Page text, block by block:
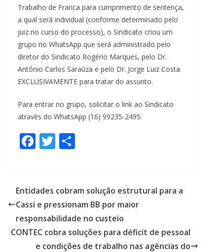
Trabalho de Franca para cumprimento de sentença,
a qual será individual (conforme determinado pelo
juiz no curso do processo), o Sindicato criou um
grupo no WhatsApp que será administrado pelo
diretor do Sindicato Rogério Marques, pelo Dr.
Antônio Carlos Saraúza e pelo Dr. Jorge Luiz Costa
EXCLUSIVAMENTE para tratar do assunto.
Para entrar no grupo, solicitar o link ao Sindicato
através do WhatsApp (16) 99235-2495.
F
b
o
o
k
T
er e
Entidades cobram solução estrutural para a
Cassi e pressionam BB por maior
responsabilidade no custeio
CONTEC cobra soluções para déficit de pessoal
e condições de trabalho nas agências do